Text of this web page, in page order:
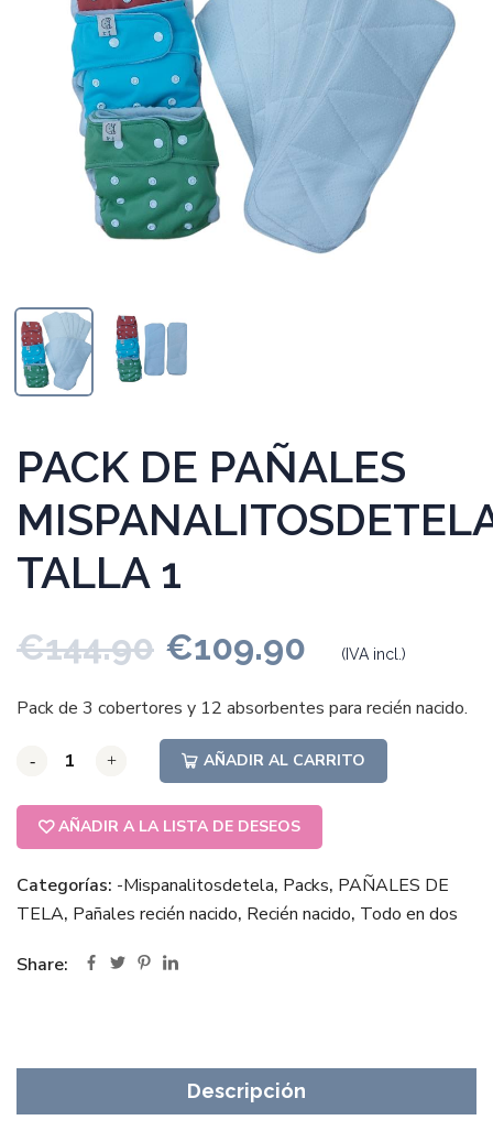
PACK DE PAÑALES
TALLA 1
€144.90 €109.90 (IVA incl.)
Pack de 3 cobertores y 12 absorbentes para recién nacido.
- +
- +
- + AÑADIR AL CARRITO
AÑADIR A LA LISTA DE DESEOS
Categorías: -Mispanalitosdetela, Packs, PAÑALES DE
TELA, Pañales recién nacido, Recién nacido, Todo en dos
Share:
Descripción